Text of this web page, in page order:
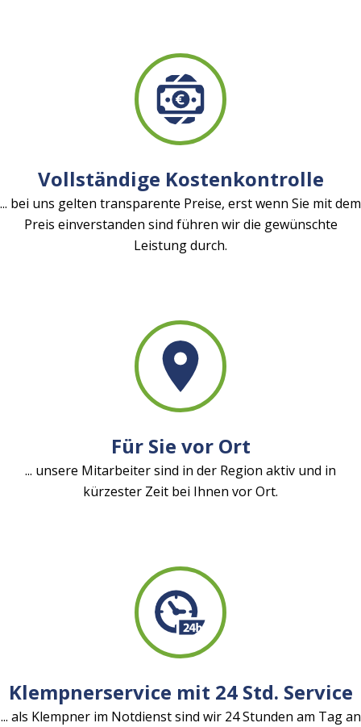
Vollständige Kostenkontrolle
... bei uns gelten transparente Preise, erst wenn Sie mit dem
Preis einverstanden sind führen wir die gewünschte
Leistung durch.
Für Sie vor Ort
... unsere Mitarbeiter sind in der Region aktiv und in
kürzester Zeit bei Ihnen vor Ort.
Klempnerservice mit 24 Std. Service
... als Klempner im Notdienst sind wir 24 Stunden am Tag an